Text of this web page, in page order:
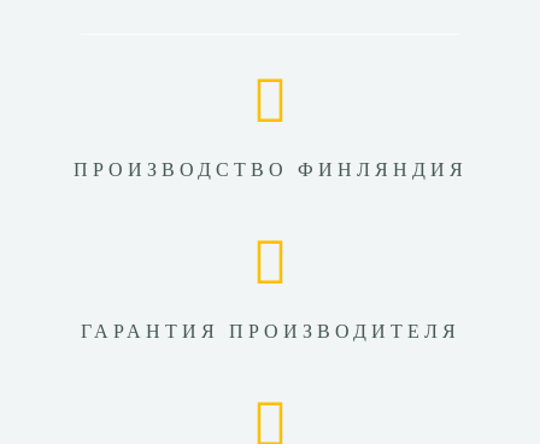
ПРОИЗВОДСТВО ФИНЛЯНДИЯ
ГАРАНТИЯ ПРОИЗВОДИТЕЛЯ